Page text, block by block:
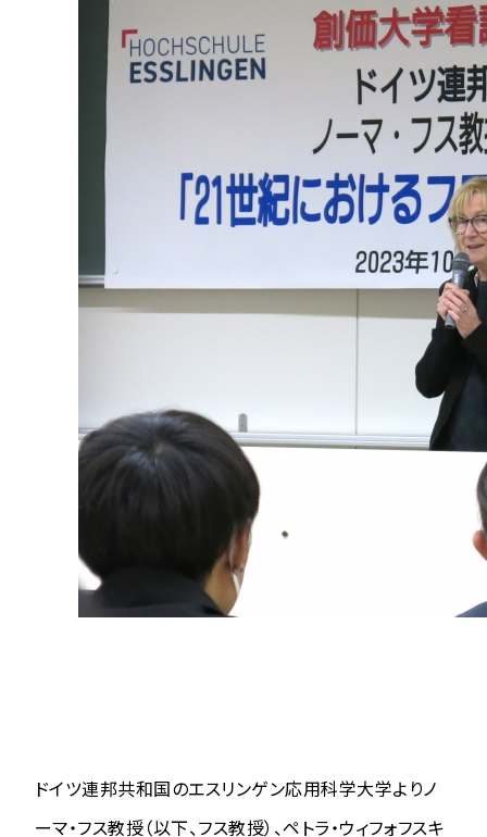
ドイツ連邦共和国のエスリンゲン応用科学大学よりノ
ーマ・フス教授（以下、フス教授）、ペトラ・ウィフォフスキ